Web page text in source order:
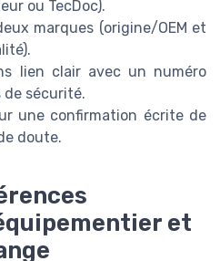
ou TecDoc).
marques (origine/OEM et
lien clair avec un numéro
de sécurité.
une confirmation écrite de
doute.
et